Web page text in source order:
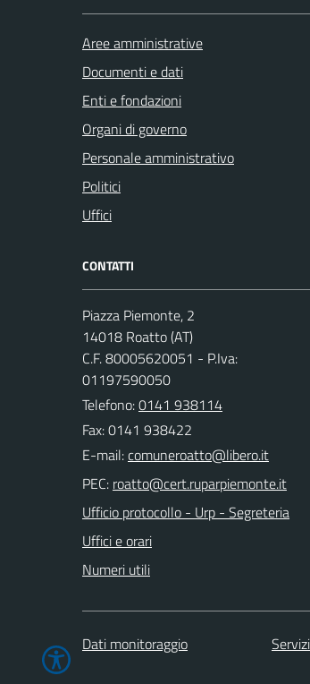
Aree amministrative
Documenti e dati
Enti e fondazioni
Organi di governo
Personale amministrativo
Politici
Uffici
CONTATTI
Piazza Piemonte, 2
14018 Roatto (AT)
C.F. 80005620051 - P.Iva:
01197590050
Telefono:0141 938114
Fax: 0141 938422
E-mail:
PEC:
Ufficio protocollo - Urp - Segreteria
Uffici e orari
Numeri utili
Dati monitoraggio Servizi